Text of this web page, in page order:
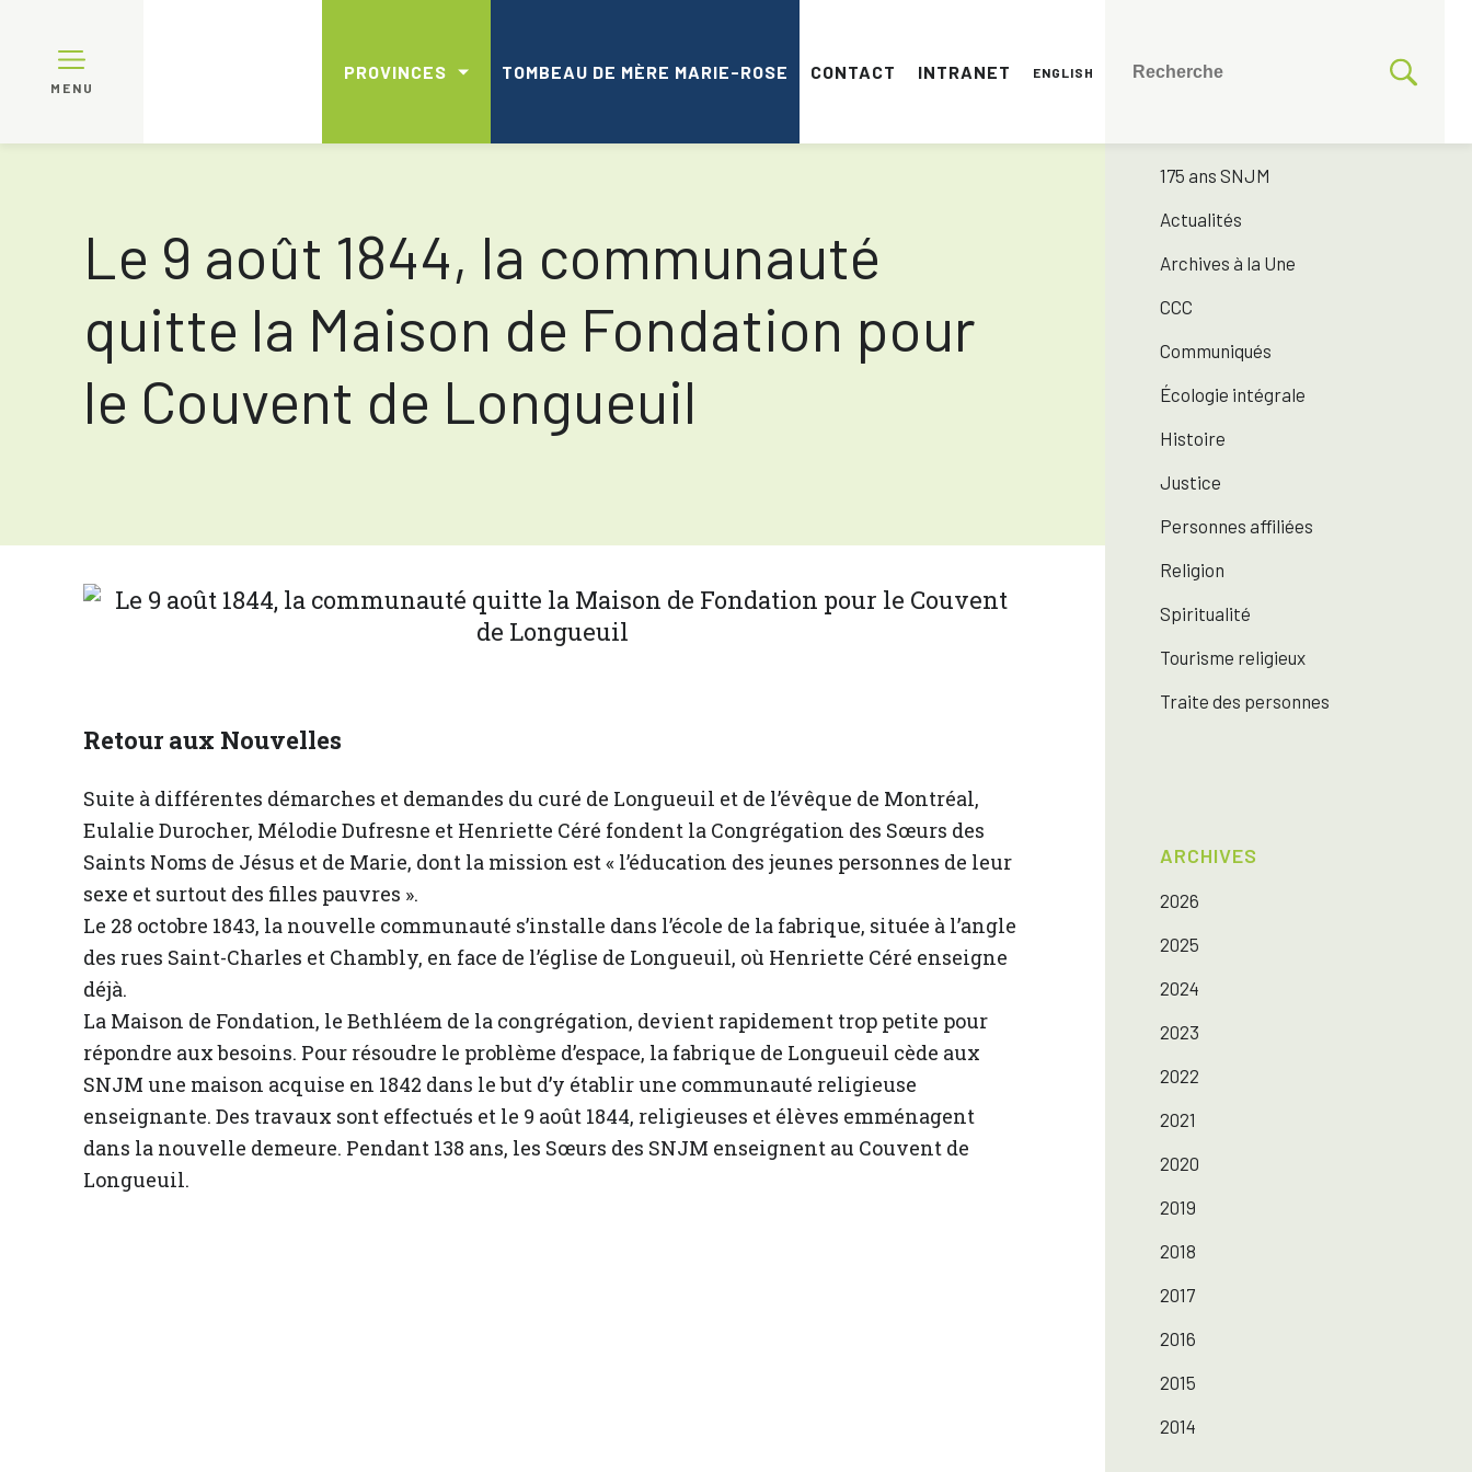
MENU
PROVINCES TOMBEAU DE MÈRE MARIE-ROSE CONTACT INTRANET ENGLISH
Le 9 août 1844, la communauté
quitte la Maison de Fondation pour
le Couvent de Longueuil
175 ans SNJM
Actualités
Archives à la Une
CCC
Communiqués
Écologie intégrale
Histoire
Justice
Personnes affiliées
Religion
Spiritualité
Tourisme religieux
Traite des personnes
ARCHIVES
2026
2025
2024
2023
2022
2021
2020
2019
2018
2017
2016
2015
2014
Retour aux Nouvelles
Suite à différentes démarches et demandes du curé de Longueuil et de l’évêque de Montréal,
Eulalie Durocher, Mélodie Dufresne et Henriette Céré fondent la Congrégation des Sœurs des
Saints Noms de Jésus et de Marie, dont la mission est « l’éducation des jeunes personnes de leur
sexe et surtout des filles pauvres ».
Le 28 octobre 1843, la nouvelle communauté s’installe dans l’école de la fabrique, située à l’angle
des rues Saint-Charles et Chambly, en face de l’église de Longueuil, où Henriette Céré enseigne
déjà.
La Maison de Fondation, le Bethléem de la congrégation, devient rapidement trop petite pour
répondre aux besoins. Pour résoudre le problème d’espace, la fabrique de Longueuil cède aux
SNJM une maison acquise en 1842 dans le but d’y établir une communauté religieuse
enseignante. Des travaux sont effectués et le 9 août 1844, religieuses et élèves emménagent
dans la nouvelle demeure. Pendant 138 ans, les Sœurs des SNJM enseignent au Couvent de
Longueuil.